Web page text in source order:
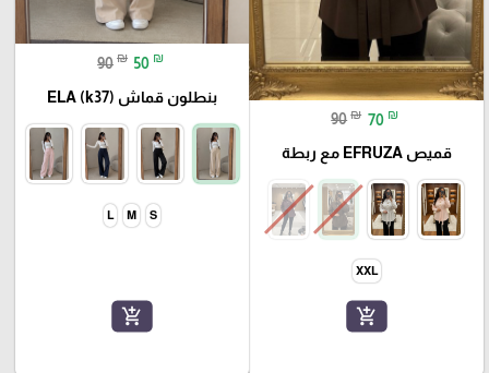
90 ₪ 70 ₪
قميص EFRUZA مع ربطة
XXL
add_shopping_cart
90 ₪ 50 ₪
بنطلون قماش ELA (k37)
S
M
L
add_shopping_cart